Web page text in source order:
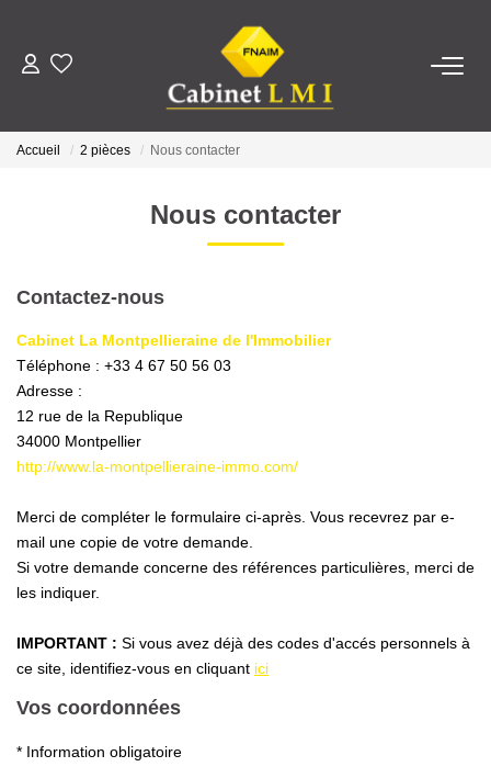
ACHETER
ESTIMER
NOTRE AGENCE
Qui Sommes-Nous ?
Notre Équipe
Nos Partenaires
Nos Actualités
Accueil 2 pièces Nous contacter
Nous contacter
Contactez-nous
Cabinet La Montpellieraine de l'Immobilier
Téléphone : +33 4 67 50 56 03
Adresse :
12 rue de la Republique
34000 Montpellier
http://www.la-montpellieraine-immo.com/
Merci de compléter le formulaire ci-après. Vous recevrez par e-
mail une copie de votre demande.
Si votre demande concerne des références particulières, merci de
les indiquer.
IMPORTANT : Si vous avez déjà des codes d'accés personnels à
ce site, identifiez-vous en cliquant ici
Vos coordonnées
* Information obligatoire